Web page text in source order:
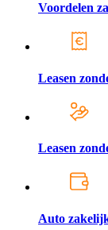
Voordelen
Leasen
Leasen
Auto